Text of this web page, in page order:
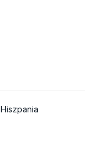
Hiszpania